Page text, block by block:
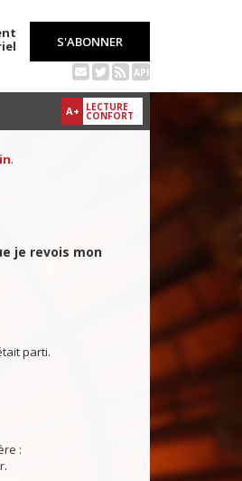
S'ABONNER
API
A+ LECTURE
CONFORT
.
je revois mon
parti.
: